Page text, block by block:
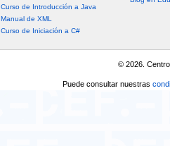
Curso de Introducción a Java
Manual de XML
Curso de Iniciación a C#
© 2026.
Puede consultar nuestras